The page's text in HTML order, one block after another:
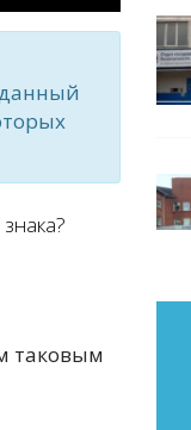
данный
таковым